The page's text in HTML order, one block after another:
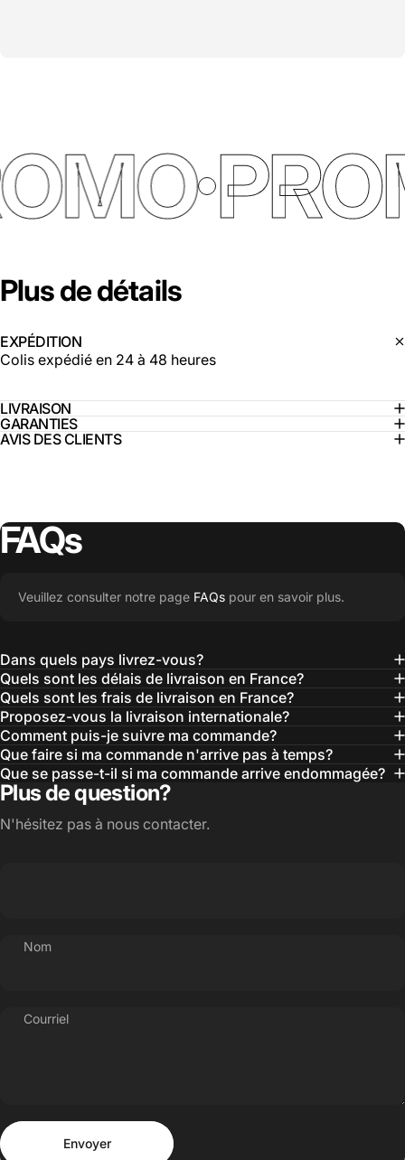
Plusdedétails
EXPÉDITION
Colis expédié en 24 à 48 heures
LIVRAISON
GARANTIES
AVIS DES CLIENTS
FAQs
Veuillez consulter notre page FAQs pour en savoir plus.
Dans quels pays livrez-vous?
Quels sont les délais de livraison en France?
Quels sont les frais de livraison en France?
Proposez-vous la livraison internationale?
Comment puis-je suivre ma commande?
Que faire si ma commande n'arrive pas à temps?
Que se passe-t-il si ma commande arrive endommagée?
Plus de question?
N'hésitez pas à nous contacter.
Nom
Courriel
Envoyer
Envoyer